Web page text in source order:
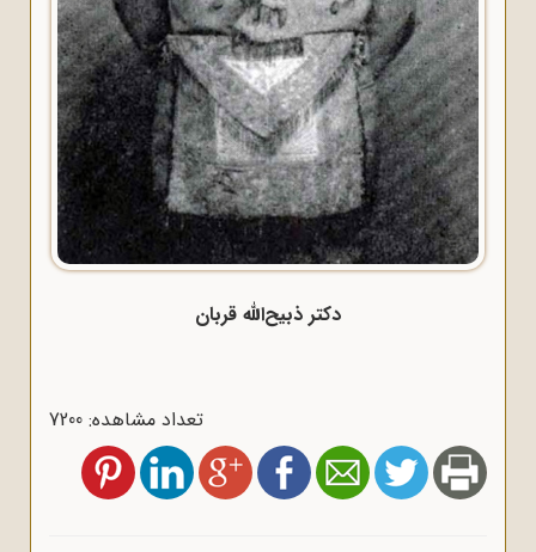
دکتر ذبیح‌الله قربان
تعداد مشاهده: 7200